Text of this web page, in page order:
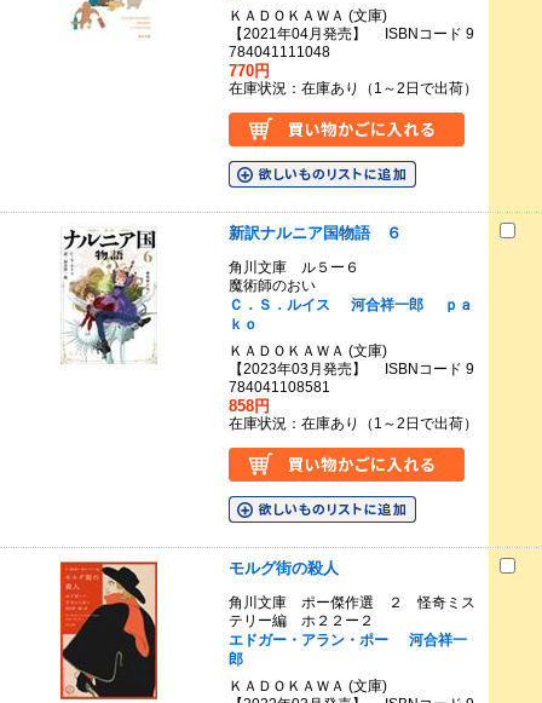
ＫＡＤＯＫＡＷＡ (文庫)
【2021年04月発売】 ISBNコード 9
784041111048
770円
在庫状況：在庫あり（1～2日で出荷）
新訳ナルニア国物語 ６
角川文庫 ル５ー６
魔術師のおい
Ｃ．Ｓ．ルイス
河合祥一郎
ｐａ
ｋｏ
ＫＡＤＯＫＡＷＡ (文庫)
【2023年03月発売】 ISBNコード 9
784041108581
858円
在庫状況：在庫あり（1～2日で出荷）
モルグ街の殺人
角川文庫 ポー傑作選 ２ 怪奇ミス
テリー編 ホ２２ー２
エドガー・アラン・ポー
河合祥一
郎
ＫＡＤＯＫＡＷＡ (文庫)